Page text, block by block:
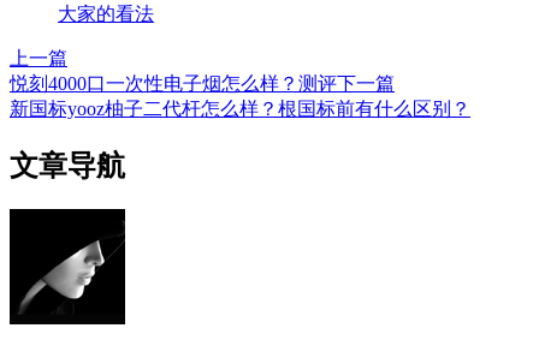
大家的看法
上一篇
悦刻4000口一次性电子烟怎么样？测评下一篇
新国标yooz柚子二代杆怎么样？根国标前有什么区别？
文章导航